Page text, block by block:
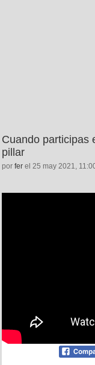
Cuando participas
pillar
por fer el 25 may 2021,